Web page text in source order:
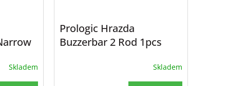
Skladem
Prologic Hrazda
Buzzerbar 2 Rod 1pcs
Skladem